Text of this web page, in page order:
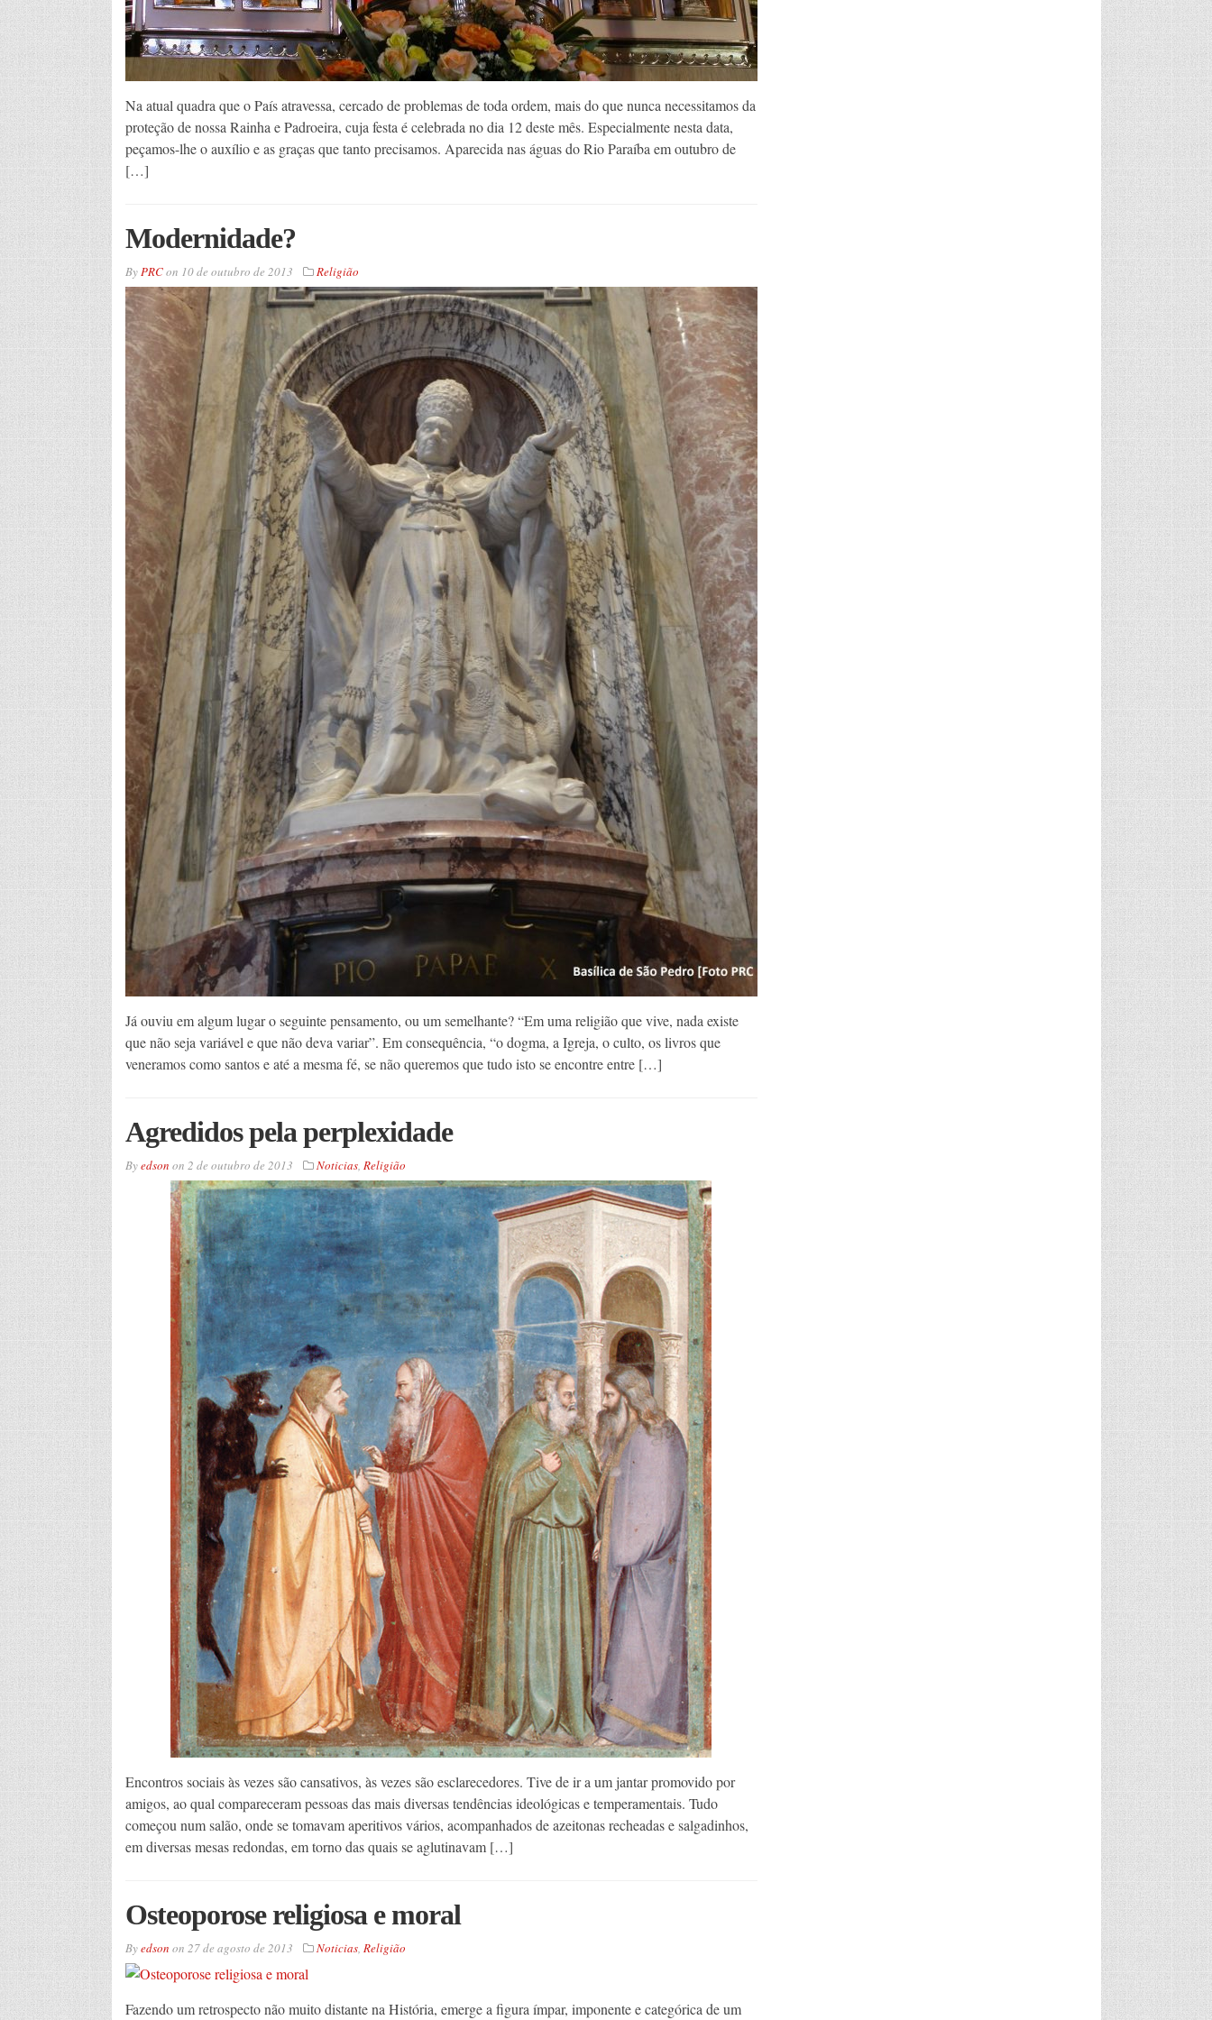
Na atual quadra que o País atravessa, cercado de problemas de toda ordem, mais do que nunca necessitamos da
proteção de nossa Rainha e Padroeira, cuja festa é celebrada no dia 12 deste mês. Especialmente nesta data,
peçamos-lhe o auxílio e as graças que tanto precisamos. Aparecida nas águas do Rio Paraíba em outubro de
[…]
Modernidade?
ByPRCon 10 de outubro de 2013 Religião
Já ouviu em algum lugar o seguinte pensamento, ou um semelhante? “Em uma religião que vive, nada existe
que não seja variável e que não deva variar”. Em consequência, “o dogma, a Igreja, o culto, os livros que
veneramos como santos e até a mesma fé, se não queremos que tudo isto se encontre entre […]
Agredidos pela perplexidade
Byedson on 2 de outubro de 2013 Noticias, Religião
Encontros sociais às vezes são cansativos, às vezes são esclarecedores. Tive de ir a um jantar promovido por
amigos, ao qual compareceram pessoas das mais diversas tendências ideológicas e temperamentais. Tudo
começou num salão, onde se tomavam aperitivos vários, acompanhados de azeitonas recheadas e salgadinhos,
em diversas mesas redondas, em torno das quais se aglutinavam […]
Osteoporose religiosa e moral
Byedson on 27 de agosto de 2013 Noticias, Religião
Fazendo um retrospecto não muito distante na História, emerge a figura ímpar, imponente e categórica de um